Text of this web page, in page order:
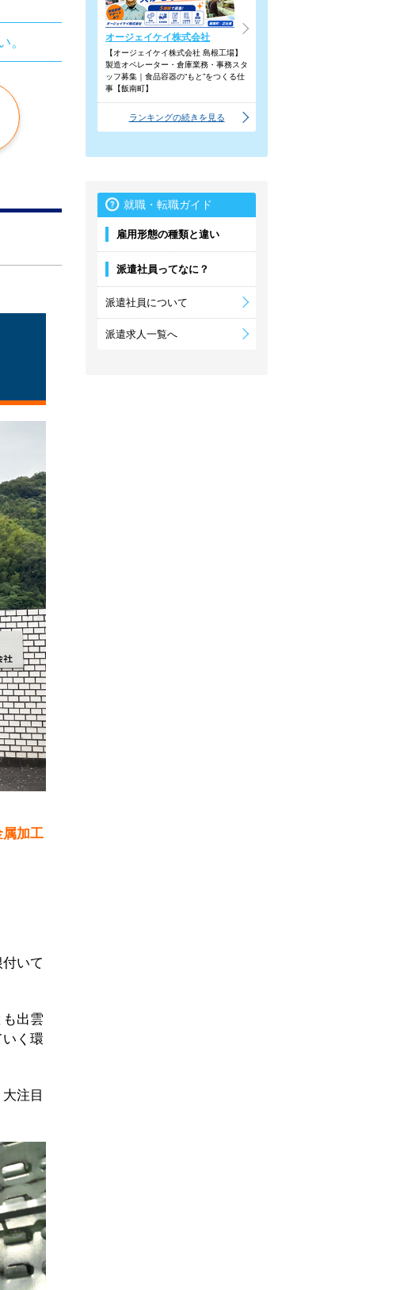
。
属加工
付いて
出雲
く環
注目
オージェイケイ株式会社
【オージェイケイ株式会社 島根工場】
製造オペレーター・倉庫業務・事務スタ
ッフ募集｜食品容器の“もと”をつくる仕
事【飯南町】
ランキングの続きを見る
就職・転職ガイド
雇用形態の種類と違い
派遣社員ってなに？
派遣社員について
派遣求人一覧へ